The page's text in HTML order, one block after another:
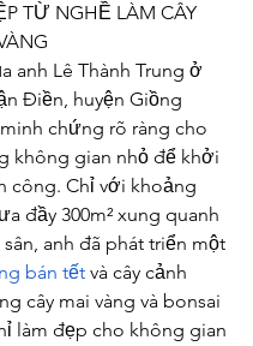
TỪ NGHỀ LÀM CÂY
anh Lê Thành Trung ở
Điền, huyện Giồng
chứng rõ ràng cho
không gian nhỏ để khởi
công. Chỉ với khoảng
đầy 300m² xung quanh
anh đã phát triển một
bán tết và cây cảnh
cây mai vàng và bonsai
làm đẹp cho không gian